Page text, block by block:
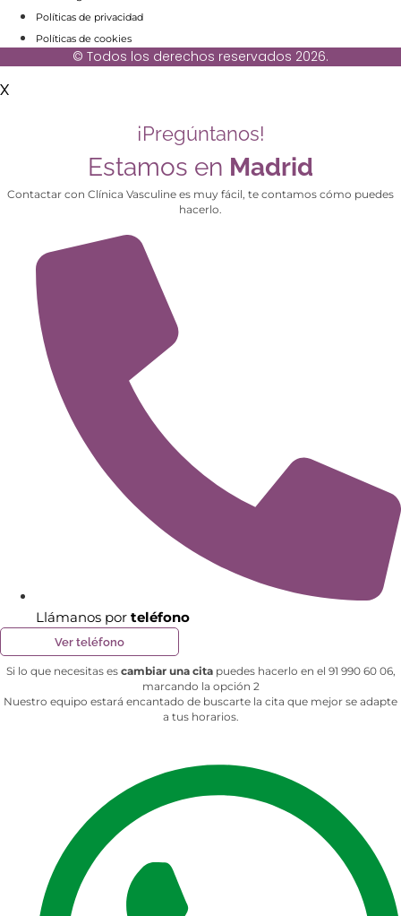
Políticas de privacidad
Políticas de cookies
© Todos los derechos reservados 2026.
X
¡Pregúntanos!
Estamos en Madrid
Contactar con Clínica Vasculine es muy fácil, te contamos cómo puedes
hacerlo.
Llámanos por teléfono
Ver teléfono
Si lo que necesitas es cambiar una citapuedes hacerlo en el 91 990 60 06,
marcando la opción 2
Nuestro equipo estará encantado de buscarte la cita que mejor se adapte
a tus horarios.